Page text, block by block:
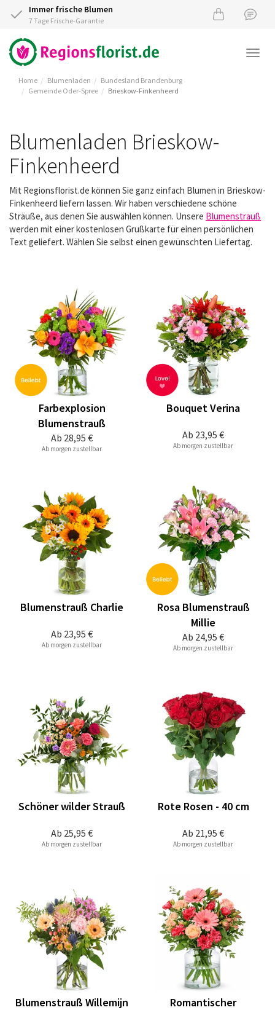
Immer frische Blumen
7 Tage Frische-Garantie
Home Blumenladen
Bundesland Brandenburg
Gemeinde Oder-Spree
Brieskow-Finkenheerd
Blumenladen Brieskow-
Finkenheerd
Mit Regionsflorist.de können Sie ganz einfach Blumen in Brieskow-
Finkenheerd liefern lassen. Wir haben verschiedene schöne
Sträuße, aus denen Sie auswählen können. Unsere Blumenstrauß
werden mit einer kostenlosen Grußkarte für einen persönlichen
Text geliefert. Wählen Sie selbst einen gewünschten Liefertag.
Ab 28,95 €
Farbexplosion
Blumenstrauß
Ab morgen zustellbar
Ab 23,95 €
Bouquet Verina
Ab morgen zustellbar
Ab 23,95 €
Blumenstrauß Charlie
Ab morgen zustellbar
Ab 24,95 €
Rosa Blumenstrauß
Millie
Ab morgen zustellbar
Ab 25,95 €
Schöner wilder Strauß
Ab morgen zustellbar
Ab 21,95 €
Rote Rosen - 40 cm
Ab morgen zustellbar
Blumenstrauß Willemijn
Romantischer